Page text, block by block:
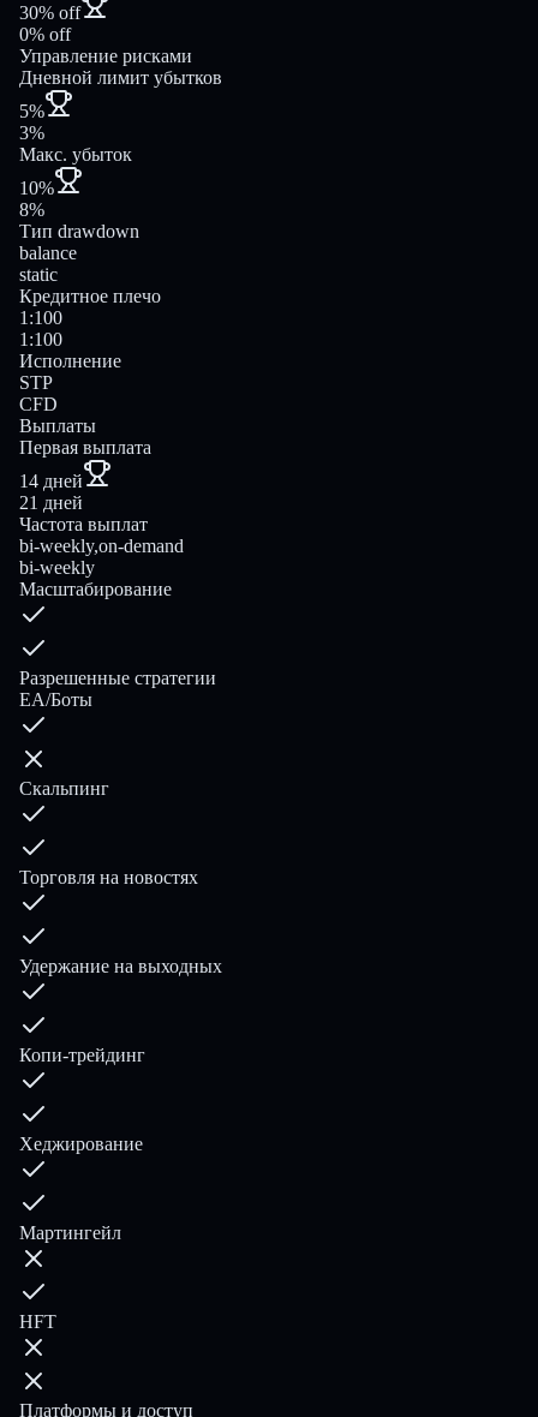
30% off
0% off
Управление рисками
Дневной лимит убытков
5%
3%
Макс. убыток
10%
8%
Тип drawdown
balance
static
Кредитное плечо
1:100
1:100
Исполнение
STP
CFD
Выплаты
Первая выплата
14 дней
21 дней
Частота выплат
bi-weekly,on-demand
bi-weekly
Масштабирование
Разрешенные стратегии
EA/Боты
Скальпинг
Торговля на новостях
Удержание на выходных
Копи-трейдинг
Хеджирование
Мартингейл
HFT
Платформы и доступ